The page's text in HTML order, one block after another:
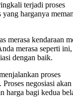
terjadi proses
harganya
merasa kendaraan
merasa seperti ini,
dengan baik.
proses
negosiasi akan
harga bagi kedua